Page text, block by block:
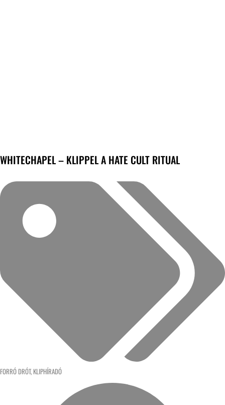
WHITECHAPEL – KLIPPEL A HATE CULT RITUAL
FORRÓ DRÓT, KLIPHÍRADÓ